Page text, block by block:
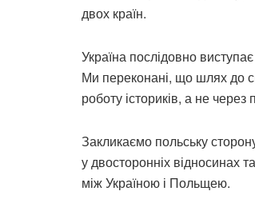
двох країн.
Україна послідовно
Ми переконані, що шлях до
роботу істориків, а не через
Закликаємо польську
у двосторонніх відносинах
між Україною і Польщею.